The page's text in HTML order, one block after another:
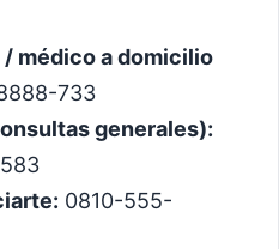
/ médico a domicilio
733
generales):
0810-555-